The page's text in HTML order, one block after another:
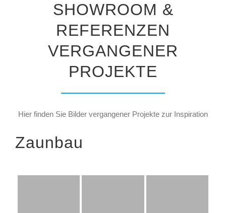
SHOWROOM &
REFERENZEN
VERGANGENER
PROJEKTE
Hier finden Sie Bilder vergangener Projekte zur Inspiration
Zaunbau